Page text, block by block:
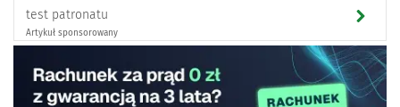
test patronatu
Artykuł sponsorowany